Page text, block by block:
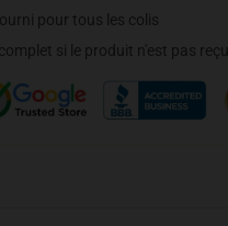
pour tous les colis
si le produit n'est pas reçu